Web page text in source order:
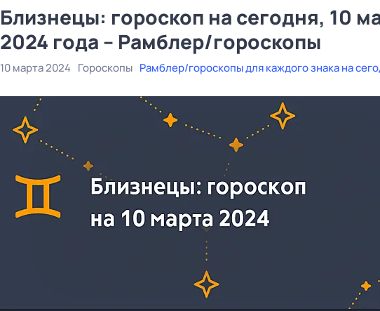
Близнецы: гороскоп на сегодня, 10
2024 года – Рамблер/гороскопы
10 марта 2024 Гороскопы Рамблер/гороскопы для каждого знака на